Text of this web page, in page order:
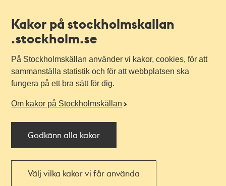
Kakor på stockholmskallan
.stockholm.se
På Stockholmskällan använder vi kakor, cookies, för att
sammanställa statistik och för att webbplatsen ska
fungera på ett bra sätt för dig.
Om kakor på Stockholmskällan
Godkänn alla kakor
Välj vilka kakor vi får använda